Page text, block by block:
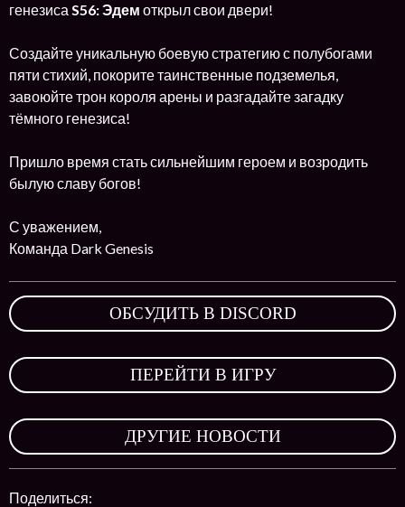
генезиса S56: Эдем открыл свои двери!
Создайте уникальную боевую стратегию с полубогами
пяти стихий, покорите таинственные подземелья,
завоюйте трон короля арены и разгадайте загадку
тёмного генезиса!
Пришло время стать сильнейшим героем и возродить
былую славу богов!
С уважением,
Команда Dark Genesis
ОБСУДИТЬ В DISCORD
ПЕРЕЙТИ В ИГРУ
ДРУГИЕ НОВОСТИ
Поделиться: